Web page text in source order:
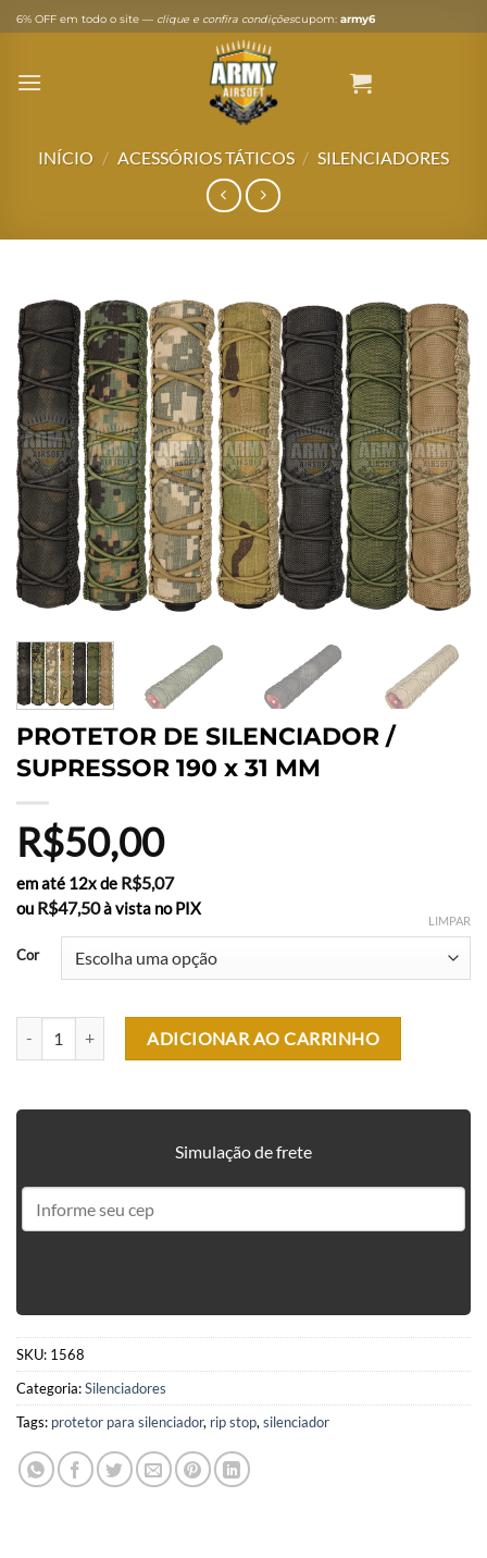
Skip
to
6% OFF em todo o site — clique e confira condiçõescupom: army6
INÍCIO / ACESSÓRIOS TÁTICOS / SILENCIADORES
PROTETOR DE SILENCIADOR /
SUPRESSOR 190 x 31 MM
R$50,00
em até 12x de R$5,07
ou R$47,50à vista no PIX
Cor
LIMPAR
PROTETOR DE SILENCIADOR / SUPRESSOR 190 x 31 MM quantidade
ADICIONAR AO CARRINHO
Simulação de frete
SKU: 1568
Categoria:Silenciadores
Tags: protetor para silenciador, rip stop, silenciador